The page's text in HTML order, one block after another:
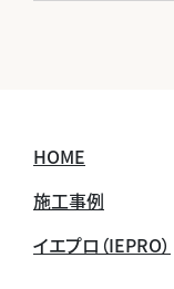
HOME
施工事例
イエプロ（IEPRO）